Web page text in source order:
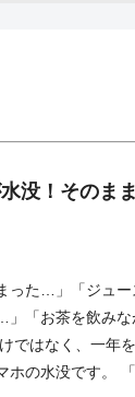
没！そのま
った…」「ジュ
」「お茶を飲みな
ではなく、一年
ホの水没です。